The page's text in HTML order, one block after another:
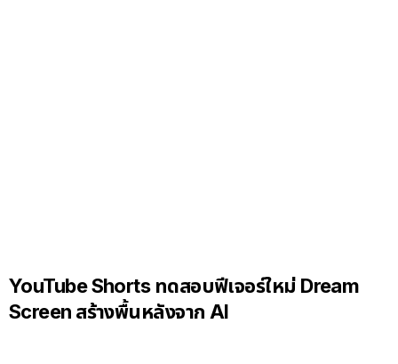
YouTube Shorts ทดสอบฟีเจอร์ใหม่ Dream
Screen สร้างพื้นหลังจาก AI